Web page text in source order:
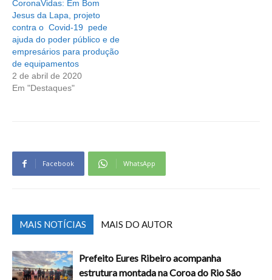
CoronaVidas: Em Bom
Jesus da Lapa, projeto
contra o Covid-19 pede
ajuda do poder público e de
empresários para produção
de equipamentos
2 de abril de 2020
Em "Destaques"
Facebook WhatsApp
MAIS NOTÍCIAS MAIS DO AUTOR
Prefeito Eures Ribeiro acompanha
estrutura montada na Coroa do Rio São